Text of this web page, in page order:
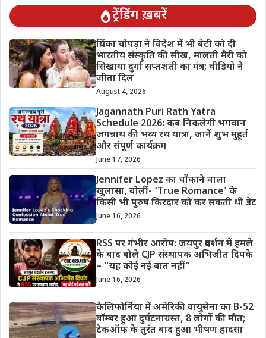
ट्रेंडिंग ख़बरें
प्रियंका चोपड़ा ने विदेश में भी बेटी को दी
भारतीय संस्कृति की सीख, मालती मैरी को
सिखाया दुर्गा सप्तशती का मंत्र; वीडियो ने
जीता दिल
August 4, 2026
Jagannath Puri Rath Yatra
Schedule 2026: कब निकलेगी भगवान
जगन्नाथ की भव्य रथ यात्रा, जानें शुभ मुहूर्त
और संपूर्ण कार्यक्रम
June 17, 2026
Jennifer Lopez का चौंकाने वाला
खुलासा, बोलीं- ‘True Romance’ के
किसी भी पुरुष किरदार को कर सकती थी डेट
June 16, 2026
RSS पर गंभीर आरोप: जयपुर प्रदर्शन में हमले
के बाद बोले CJP संस्थापक अभिजीत दिपके
– “यह कोई नई बात नहीं”
June 16, 2026
कैलिफोर्निया में अमेरिकी वायुसेना का B-52
बॉम्बर हुआ दुर्घटनाग्रस्त, 8 लोगों की मौत;
टेकऑफ के तुरंत बाद हुआ भीषण हादसा